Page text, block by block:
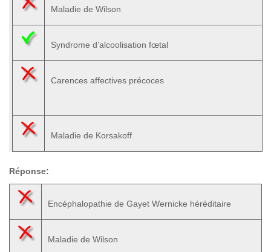
Maladie de Wilson
Syndrome d’alcoolisation fœtal
Carences affectives précoces
Maladie de Korsakoff
Réponse:
Encéphalopathie de Gayet Wernicke héréditaire
Maladie de Wilson